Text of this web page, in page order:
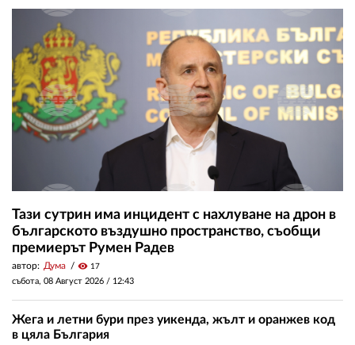
Тази сутрин има инцидент с нахлуване на дрон в
българското въздушно пространство, съобщи
премиерът Румен Радев
автор: Дума visibility 17
събота, 08 Август 2026 / 12:43
Жега и летни бури през уикенда, жълт и оранжев код
в цяла България